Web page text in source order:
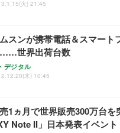
火) 21:45
スンが携帯電話＆スマート
世界出荷台数
デジタル
木) 10:45
1ヵ月で世界販売300万台
Note II」日本発表イベント